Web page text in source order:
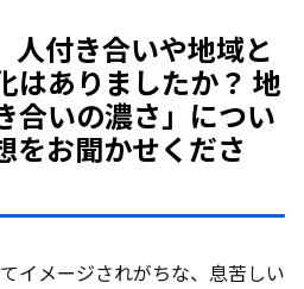
人付き合いや地域と
はありましたか？ 地
合いの濃さ」につい
をお聞かせくださ
イメージされがちな、息苦しい